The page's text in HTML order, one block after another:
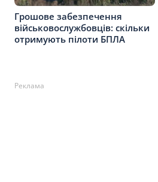
Грошове забезпечення
військовослужбовців: скільки
отримують пілоти БПЛА
Реклама